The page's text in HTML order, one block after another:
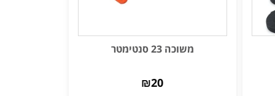
משוכה 23 סנטימטר
₪20